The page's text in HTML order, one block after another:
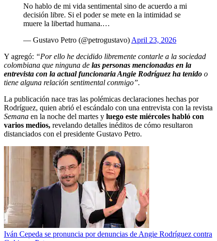
No hablo de mi vida sentimental sino de acuerdo a mi
decisión libre. Si el poder se mete en la intimidad se
muere la libertad humana.…
— Gustavo Petro (@petrogustavo) April 23, 2026
Y agregó: “Por ello he decidido libremente contarle a la sociedad
colombiana que ninguna de las personas mencionadas en la
entrevista con la actual funcionaria Angie Rodríguez ha tenido o
tiene alguna relación sentimental conmigo”.
La publicación nace tras las polémicas declaraciones hechas por
Rodríguez, quien abrió el escándalo con una entrevista con la revista
Semana en la noche del martes y luego este miércoles habló con
varios medios, revelando detalles inéditos de cómo resultaron
distanciados con el presidente Gustavo Petro.
Iván Cepeda se pronuncia por denuncias de Angie Rodríguez contra